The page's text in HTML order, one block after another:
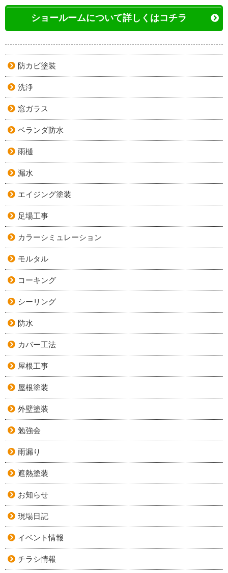
ショールームについて詳しくはコチラ
防カビ塗装
洗浄
窓ガラス
ベランダ防水
雨樋
漏水
エイジング塗装
足場工事
カラーシミュレーション
モルタル
コーキング
シーリング
防水
カバー工法
屋根工事
屋根塗装
外壁塗装
勉強会
雨漏り
遮熱塗装
お知らせ
現場日記
イベント情報
チラシ情報